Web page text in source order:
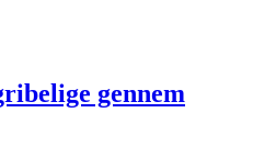
gennem